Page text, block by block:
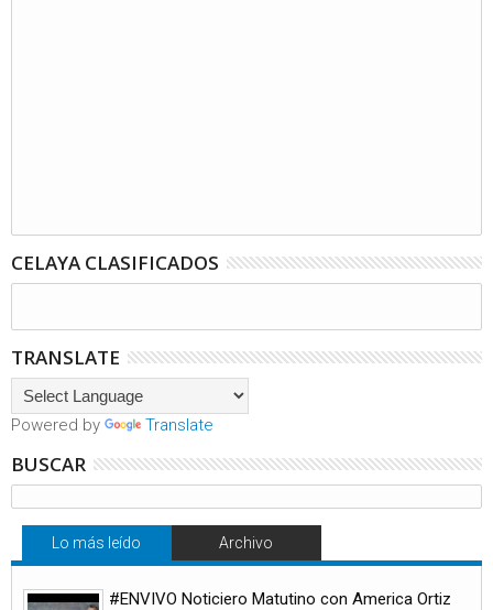
CELAYA CLASIFICADOS
TRANSLATE
Powered by Translate
BUSCAR
Lo más leído Archivo
#ENVIVO Noticiero Matutino con America Ortiz